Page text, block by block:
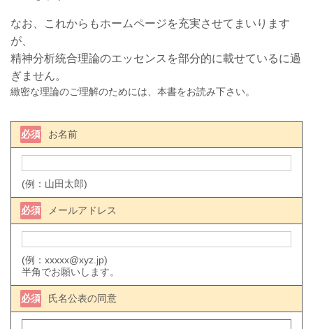
なお、これからもホームページを充実させてまいります
が、
精神分析統合理論のエッセンスを部分的に載せているに過
ぎません。
緻密な理論のご理解のためには、本書をお読み下さい。
お名前
必須
(例：山田太郎)
メールアドレス
必須
(例：xxxxx@xyz.jp)
半角でお願いします。
氏名公表の同意
必須